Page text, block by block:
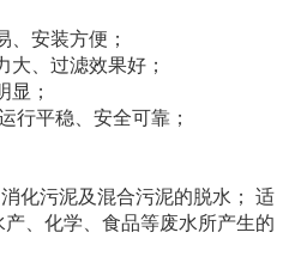
、安装方便；
大、过滤效果好；
显；
行平稳、安全可靠；
化污泥及混合污泥的脱水； 适
、化学、食品等废水所产生的